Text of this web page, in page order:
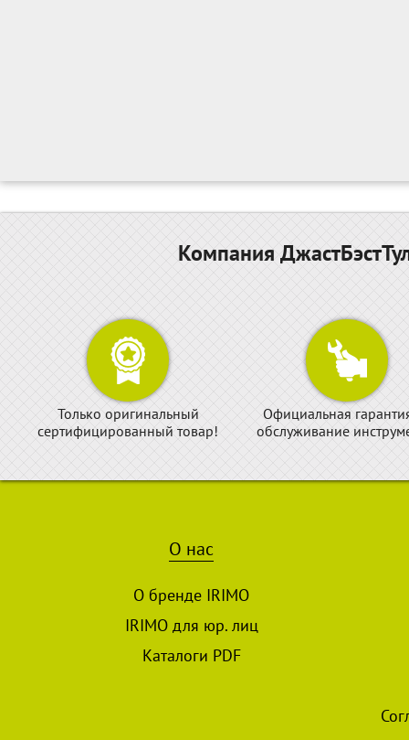
Компания
Только оригинальный
сертифицированный товар!
Официальная
обслуживание
О нас
О бренде IRIMO
IRIMO для юр. лиц
Каталоги PDF